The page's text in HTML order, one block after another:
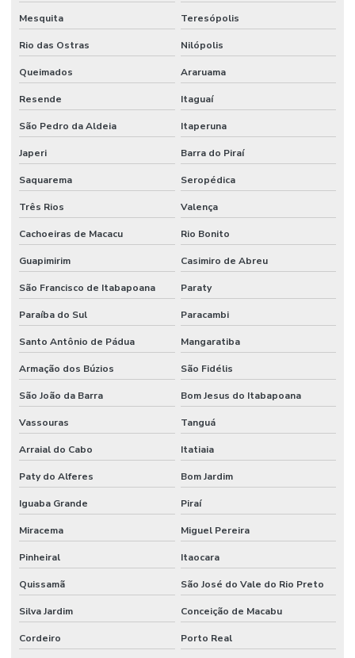
Mesquita Teresópolis
Rio das Ostras Nilópolis
Queimados Araruama
Resende Itaguaí
São Pedro da Aldeia Itaperuna
Japeri Barra do Piraí
Saquarema Seropédica
Três Rios Valença
Cachoeiras de Macacu Rio Bonito
Guapimirim Casimiro de Abreu
São Francisco de Itabapoana Paraty
Paraíba do Sul Paracambi
Santo Antônio de Pádua Mangaratiba
Armação dos Búzios São Fidélis
São João da Barra Bom Jesus do Itabapoana
Vassouras Tanguá
Arraial do Cabo Itatiaia
Paty do Alferes Bom Jardim
Iguaba Grande Piraí
Miracema Miguel Pereira
Pinheiral Itaocara
Quissamã São José do Vale do Rio Preto
Silva Jardim Conceição de Macabu
Cordeiro Porto Real